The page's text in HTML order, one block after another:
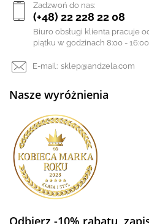
Zadzwoń do nas:
(+48) 22 228 22 08
Biuro obsługi klienta pracuje
piątku w godzinach 8:00 - 16:00
E-mail: sklep@andzela.com
Nasze wyróżnienia
Odbierz -10% rabatu,